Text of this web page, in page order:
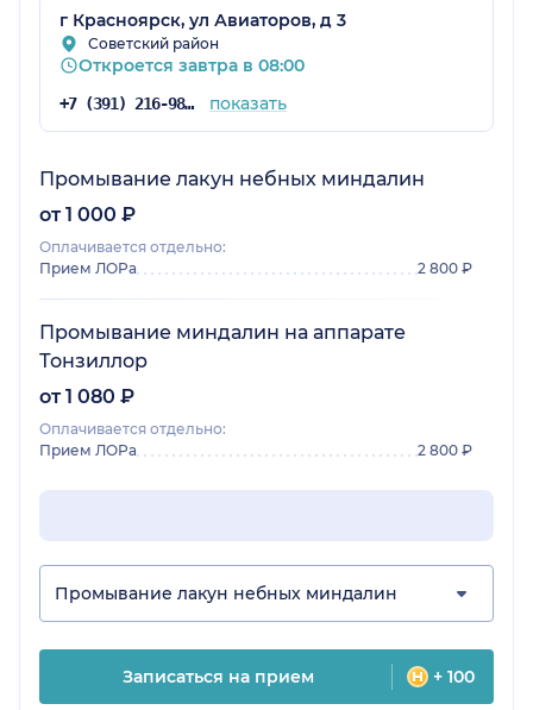
г Красноярск, ул Авиаторов, д 3
Советский район
Откроется завтра в 08:00
+7 (391) 216-98-40 показать
Промывание лакун небных миндалин
от 1 000 ₽
Оплачивается отдельно:
Прием ЛОРа
2 800 ₽
Промывание миндалин на аппарате
Тонзиллор
от 1 080 ₽
Оплачивается отдельно:
Прием ЛОРа
2 800 ₽
Промывание лакун небных миндалин
Записаться на прием + 100